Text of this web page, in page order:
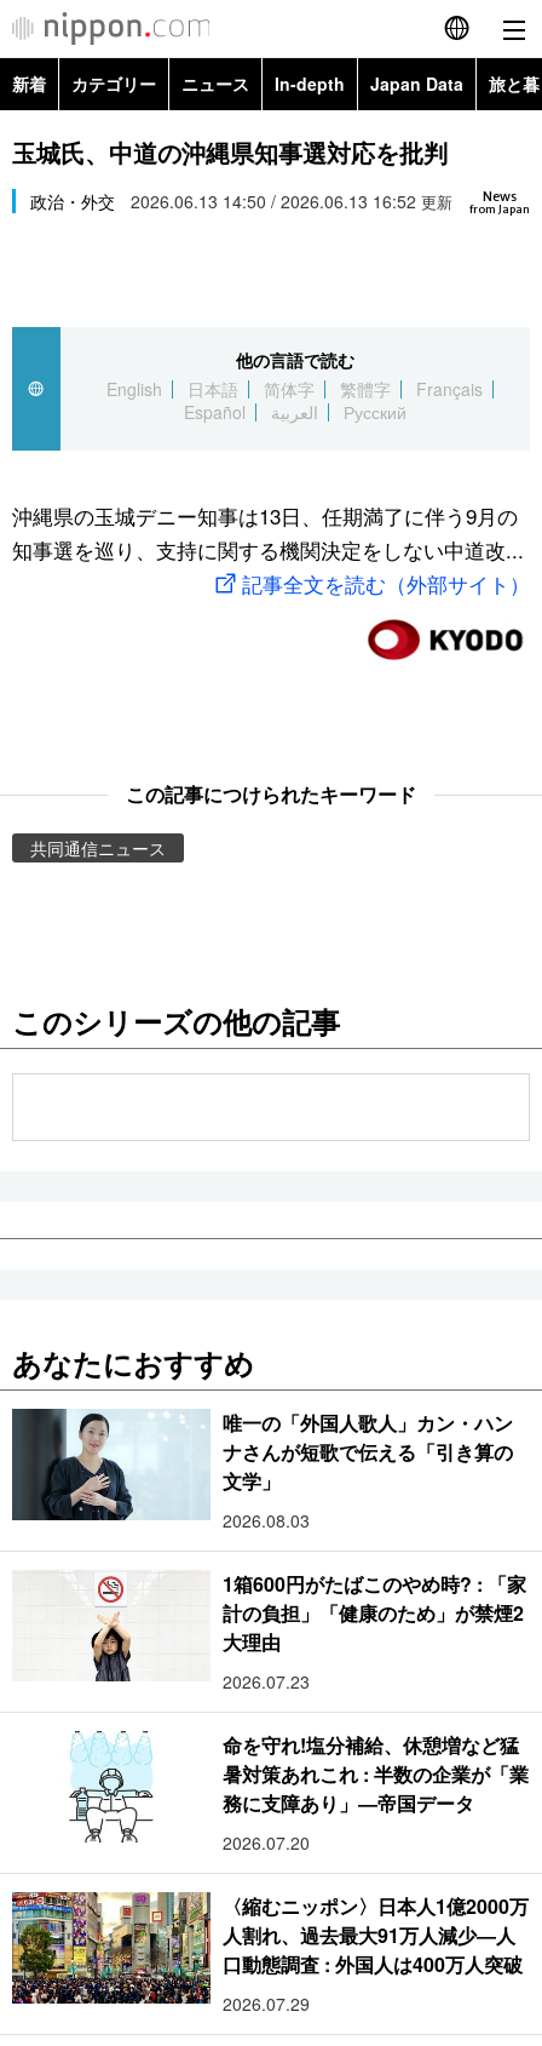
English
简体字
繁體字
العربية
社会
スポーツ・東京2020
旅と暮らし
Images
新着 カテゴリー ニュース In-depth Japan Data 旅と
政治・外交
経済・ビジネス
社会
文化
科学・技術
暮らし
Topics
Images
お知らせ
玉城氏、中道の沖縄県知事選対応を批判
News
from Japan
政治・外交 2026.06.13 14:50 / 2026.06.13 16:52 更新
他の言語で読む
English
日本語 简体字 繁體字
Français
Español
العربية Русский
沖縄県の玉城デニー知事は13日、任期満了に伴う9月の
知事選を巡り、支持に関する機関決定をしない中道改...
記事全文を読む（外部サイト）
この記事につけられたキーワード
共同通信ニュース
このシリーズの他の記事
あなたにおすすめ
唯一の「外国人歌人」カン・ハン
ナさんが短歌で伝える「引き算の
文学」
2026.08.03
1箱600円がたばこのやめ時? : 「家
計の負担」「健康のため」が禁煙2
大理由
2026.07.23
命を守れ!塩分補給、休憩増など猛
暑対策あれこれ : 半数の企業が「業
務に支障あり」―帝国データ
2026.07.20
〈縮むニッポン〉日本人1億2000万
人割れ、過去最大91万人減少―人
口動態調査 : 外国人は400万人突破
2026.07.29